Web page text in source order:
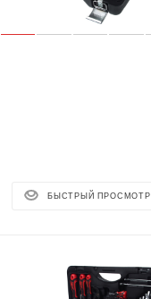
БЫСТРЫЙ ПРОСМОТР